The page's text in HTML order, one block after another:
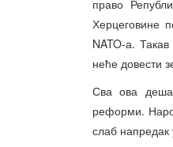
право
Херцеговине
NATO-а.
неће довести
Сва ова
реформи.
слаб напредак